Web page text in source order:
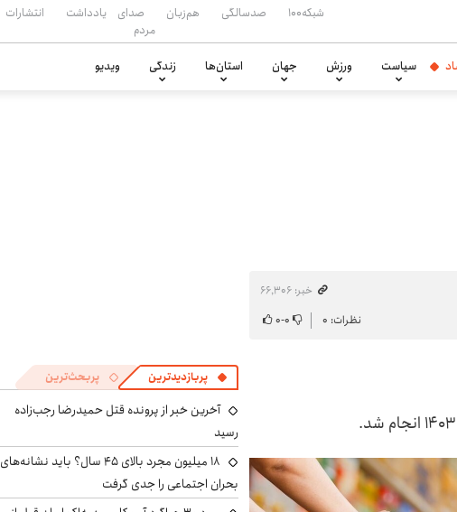
شبکه۱۰۰ صدسالگی هم‌زبان
صدای
مردم
یادداشت انتشارات
سیاست ورزش جهان استان‌ها زندگی ویدیو
خبر: ۶۶٬۳۰۶
نظرات: ۰ ۰-۰
پربازدیدترین پربحث‌ترین
آخرین خبر از پرونده قتل حمیدرضا رجب‌زاده
رسید
۱۸ میلیون مجرد بالای ۴۵ سال؟ باید نشانه‌های
بحران اجتماعی را جدی گرفت